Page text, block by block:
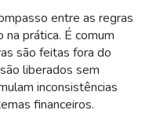
entre as regras
na prática. É comum
são feitas fora do
liberados sem
inconsistências
financeiros.